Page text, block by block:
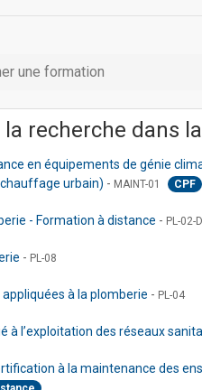
une formation
recherche dans
en équipements de génie
urbain) - MAINT-01 CPF
- Formation à distance - PL-02-
- PL-08
à la plomberie - PL-04
à l’exploitation des réseaux
à la maintenance des